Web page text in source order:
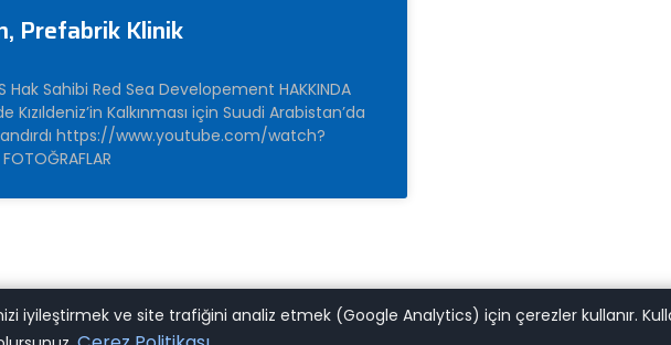
Prefabrik Klinik
Hak Sahibi Red Sea Developement HAKKINDA
Kızıldeniz’in Kalkınması için Suudi Arabistan’da
https://www.youtube.com/watch?
iyileştirmek ve site trafiğini analiz etmek (Google Analytics) için çerezler kullanır.